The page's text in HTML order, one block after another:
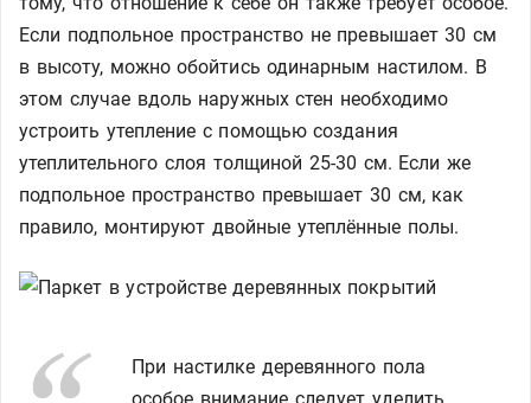
Если подпольное пространство не превышает 30 см
в высоту, можно обойтись одинарным настилом. В
этом случае вдоль наружных стен необходимо
устроить утепление с помощью создания
утеплительного слоя толщиной 25-30 см. Если же
подпольное пространство превышает 30 см, как
правило, монтируют двойные утеплённые полы.
При настилке деревянного пола